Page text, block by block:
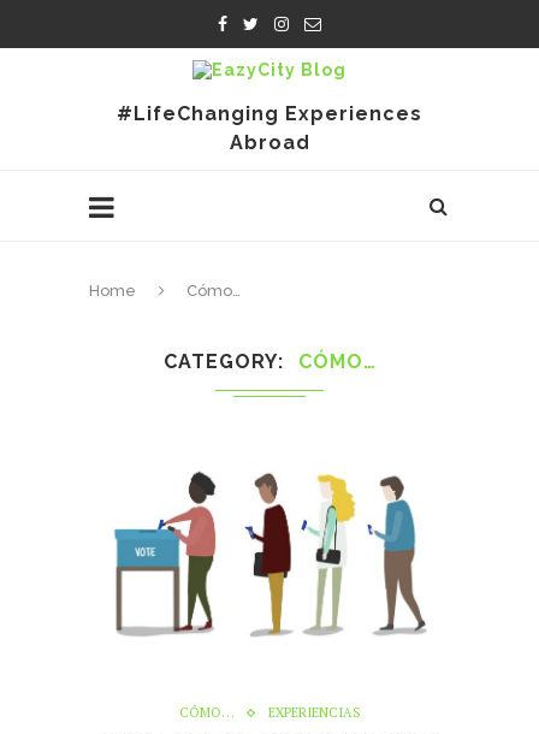
#LifeChanging Experiences
Abroad
Home Cómo…
CATEGORY CÓMO…
CÓMO… EXPERIENCIAS